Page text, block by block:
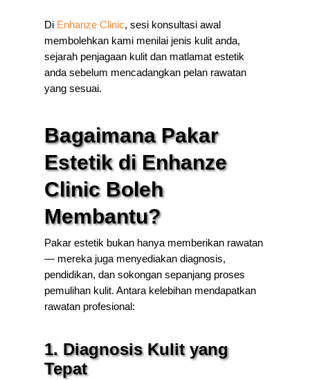
Di Enhanze Clinic, sesi konsultasi awal
membolehkan kami menilai jenis kulit anda,
sejarah penjagaan kulit dan matlamat estetik
anda sebelum mencadangkan pelan rawatan
yang sesuai.
Bagaimana Pakar
Estetik di Enhanze
Clinic Boleh
Membantu?
Pakar estetik bukan hanya memberikan rawatan
— mereka juga menyediakan diagnosis,
pendidikan, dan sokongan sepanjang proses
pemulihan kulit. Antara kelebihan mendapatkan
rawatan profesional:
1. Diagnosis Kulit yang
Tepat